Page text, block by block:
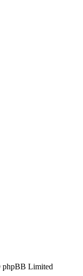
Limited